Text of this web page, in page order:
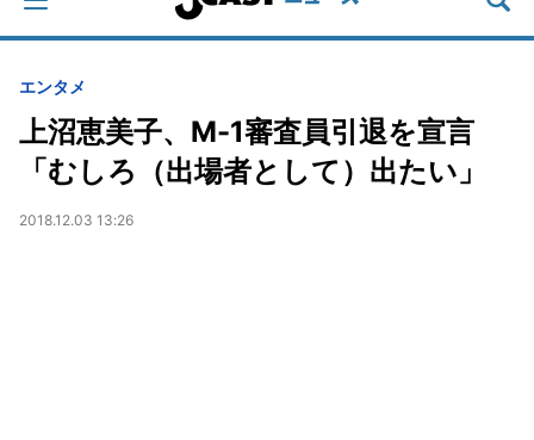
エンタメ
上沼恵美子、M-1審査員引退を宣言
「むしろ（出場者として）出たい」
2018.12.03 13:26